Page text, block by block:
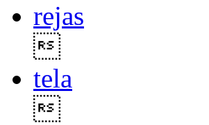
rejas
tela